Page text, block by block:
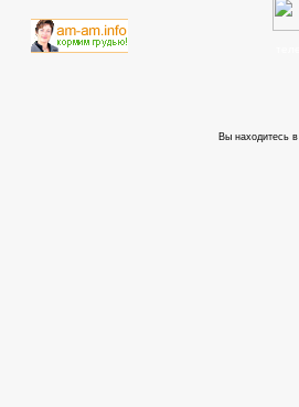
Вы находитесь в